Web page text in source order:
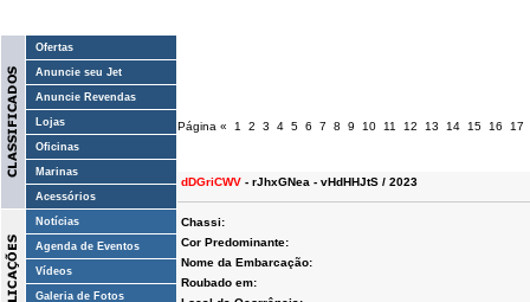
Ofertas
Anuncie seu Jet
Anuncie Revendas
Lojas
Oficinas
Marinas
Acessórios
Notícias
Agenda de Eventos
Vídeos
Galeria de Fotos
Página « 1 2 3 4 5 6 7 8 9 10 11 12 13 14 15 16 17
dDGriCWV - rJhxGNea - vHdHHJtS / 2023
Chassi:
Cor Predominante:
Nome da Embarcação:
Roubado em: